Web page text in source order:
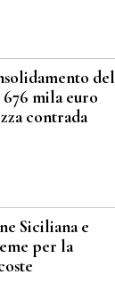
del
mila euro
contrada
Siciliana e
per la